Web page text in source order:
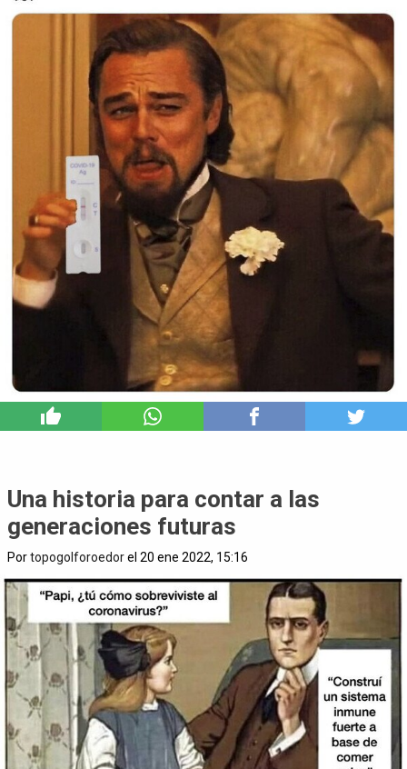
Una historia para contar a las
generaciones futuras
Portopogolforoedorel 20 ene 2022, 15:16